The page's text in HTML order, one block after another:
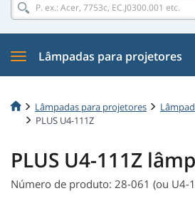
Lâmpadas para projetores
Lâmpadas para projetores
PLUS U4-111Z
PLUS U4-111Z
Número de produto: 28-061 (ou U4-